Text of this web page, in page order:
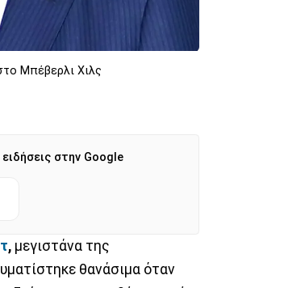
Μπέβερλι Χιλς
στην Google
, μεγιστάνα της
θανάσιμα όταν